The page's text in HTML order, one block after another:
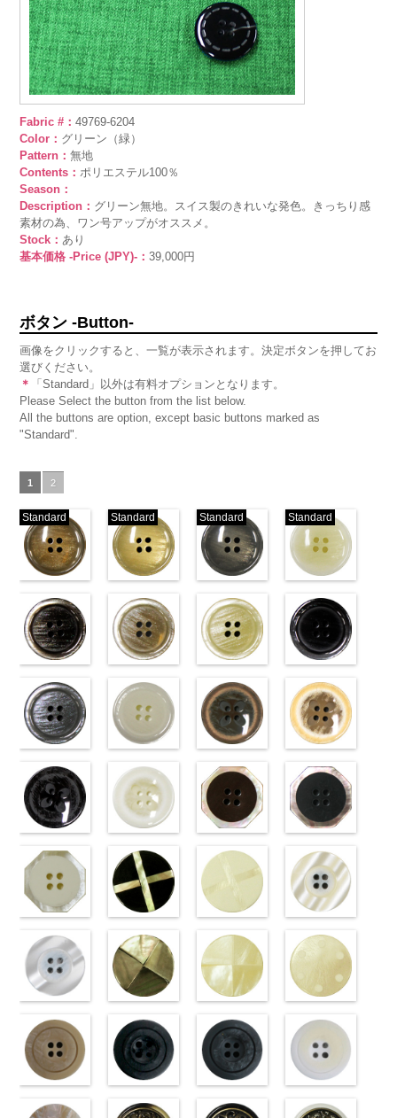
Fabric #：49769-6204
Color： グリーン（緑）
Pattern：無地
Contents：ポリエステル100％
Season：
Description： グリーン無地。スイス製のきれいな発色。きっちり感
素材の為、ワン号アップがオススメ。
Stock：あり
基本価格 -Price (JPY)-：39,000円
ボタン -Button-
画像をクリックすると、一覧が表示されます。決定ボタンを押してお
選びください。
＊
「Standard」以外は有料オプションとなります。
Please Select the button from the list below.
All the buttons are option, except basic buttons marked as
"Standard".
1 2
(VT103-
G43/SN)
http://www.anys.co.jp/wp-
content/uploads/2013/04/vt103-
VT103-G43
ベージュ 標
準 大ボタン
直径23mm／
18mm 0
Standard
(VT103-
G40/SN)
http://www.anys.co.jp/wp-
content/uploads/2013/04/vt103-
VT103-G40
クリーム
標
準
大ボタン
直径23mm／
18mm
Standard
(VT103-
G06/SN)
http://www.anys.co.jp/wp-
content/uploads/2013/04/vt103-
VT103-G06
グレー 標準
大ボタン直径
23mm／小ボ
18mm 0
Standard
(VT103-
G01/SN)
http://
content/uploads/
VT103-G01
ホワイト 標
準 大ボタン
直径23mm／
18mm 0
Standard
(VT102-
S48/SN)
http://www.anys.co.jp/wp-
content/uploads/2013/04/vt102-
VT102-S48
ブラウン 大
ボタン直径
23mm／小ボ
18mm 4000
(VT102-
S43/SN)
http://www.anys.co.jp/wp-
content/uploads/2013/04/vt102-
VT102-S43
ベージュ 大
ボタン直径
23mm／小ボ
18mm
4000
(VT102-
S40/SN)
http://www.anys.co.jp/wp-
content/uploads/2013/04/vt102-
VT102-S40
クリーム
大
ボタン直径
23mm／小ボ
18mm
4000
(VT102-
S09/SN)
http://
content/uploads/
VT102-S09
ブラック
大
ボタン直径
23mm／小ボ
18mm 4000
(VT102-
S06/SN)
http://www.anys.co.jp/wp-
content/uploads/2013/04/vt102-
VT102-S06
グレー 大ボ
タン直径
23mm／小ボ
18mm 4000
(VT102-
S01/SN)
http://www.anys.co.jp/wp-
content/uploads/2013/04/vt102-
VT102-S01
ホワイト 大
ボタン直径
23mm／小ボ
18mm 4000
ウン
(PW2039-
45/SN)
http://www.anys.co.jp/wp-
45.jpg
PW2039-45
ブラウン
ラワー 大ボ
23mm／小ボ
タン直径
18mm
4000
ジュ
(PW2039-
40/SN)
http://
40.jpg
PW2039-40
ベージュ フ
ラワー 大ボ
23mm／小ボ
タン直径
18mm
4000
ック
(PW2039-
09/SN)
http://www.anys.co.jp/wp-
09.jpg
PW2039-09
ブラック フ
ラワー 大ボ
23mm／小ボ
タン直径
18mm 4000
イト
(PW2039-
001/SN)
http://www.anys.co.jp/wp-
001.jpg
PW2039-001
ホワイト フ
ラワー 大ボ
23mm／小ボ
タン直径
18mm 4000
(10059668-
47/SN)
http://www.anys.co.jp/wp-
content/uploads/2013/04/10059668-
10059668-47
ブラウン 八
角
大ボタン
直径23mm／
18mm 4000
(10059668-
09/SN)
http://
content/uploads/
10059668-09
ブラック 八
角
大ボタン
直径23mm／
18mm
4000
(10059668-
01/SN)
http://www.anys.co.jp/wp-
content/uploads/2013/04/10059668-
10059668-01
ホワイト
八
角 大ボタン
直径23mm／
18mm
4000
ク(10059641-
09/SN)
http://www.anys.co.jp/wp-
content/uploads/2013/04/10059641-
10059641-09
ブラック ク
ロス 大ボタ
ン直径23mm
径18mm
ト(10059641-
01/SN)
http://www.anys.co.jp/wp-
content/uploads/2013/04/10059641-
10059641-01
ホワイト ク
ロス 大ボタ
ン直径23mm
径18mm
クリーム
(10029319-
42/SN)
http://
42.jpg
10029319-42
クリーム
沢ラウンド
23mm／小ボ
ホワイト
(10029319-
01/SN)
http://www.anys.co.jp/wp-
01.jpg
ラック
(10055476-
09/SN)
http://www.anys.co.jp/wp-
09.jpg
ワイト
(10055476-
01/SN)
http://www.anys.co.jp/wp-
01.jpg
ワイト
(10059633-
01/SN)
http://
01.jpg
ュ(10039314-
ク(10039314-
(10039314-
ト(10039314-